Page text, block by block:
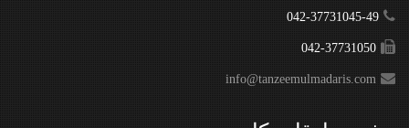
042-37731045-49
042-37731050
info@tanzeemulmadaris.com